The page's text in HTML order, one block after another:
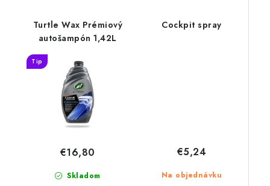
Turtle Wax Prémiový
autošampón 1,42L
Tip
Skladom
€16,80
Cockpit spray
Na objednávku
€5,24